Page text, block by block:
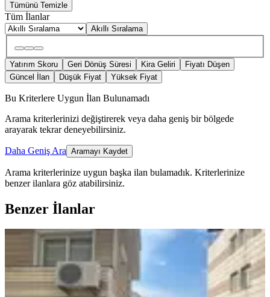
Tümünü Temizle
Tüm İlanlar
Akıllı Sıralama
Yatırım Skoru Geri Dönüş Süresi Kira Geliri
Fiyatı Düşen
Güncel İlan
Düşük Fiyat Yüksek Fiyat
Bu Kriterlere Uygun İlan Bulunamadı
Arama kriterlerinizi değiştirerek veya daha geniş bir bölgede
arayarak tekrar deneyebilirsiniz.
Daha Geniş Ara Aramayı Kaydet
Arama kriterlerinize uygun başka ilan bulamadık. Kriterlerinize
benzer ilanlara göz atabilirsiniz.
Benzer İlanlar
YENİ
Konak Kılıçreis Fırsat Daire
Konak, Kılıç Reis Mahallesi
2+1·115 m²·Yüksek giriş 06.08.2026